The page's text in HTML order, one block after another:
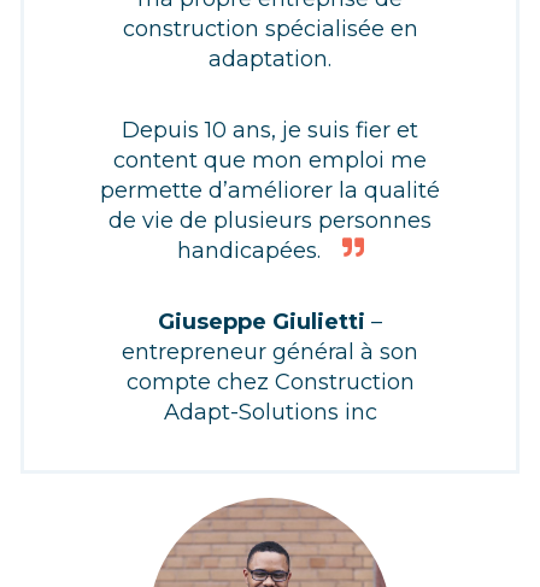
construction spécialisée en
adaptation.
Depuis 10 ans, je suis fier et
content que mon emploi me
permette d’améliorer la qualité
de vie de plusieurs personnes
handicapées.
Giuseppe Giulietti –
entrepreneur général à son
compte chez Construction
Adapt-Solutions inc